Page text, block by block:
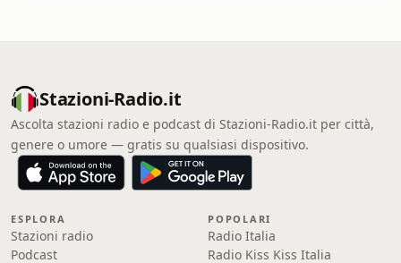
Stazioni-Radio.it
Ascolta stazioni radio e podcast di Stazioni-Radio.it per città,
genere o umore — gratis su qualsiasi dispositivo.
ESPLORA
Stazioni radio
Podcast
POPOLARI
Radio Italia
Radio Kiss Kiss Italia